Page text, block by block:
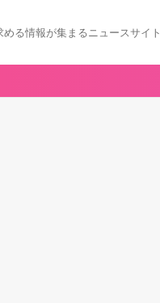
る情報が集まるニュースサイト